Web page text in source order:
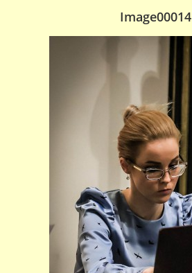
TALENTOVÉ ZKOUŠKY
VIDEA - FILMOVÁ TVORBA
Image00014